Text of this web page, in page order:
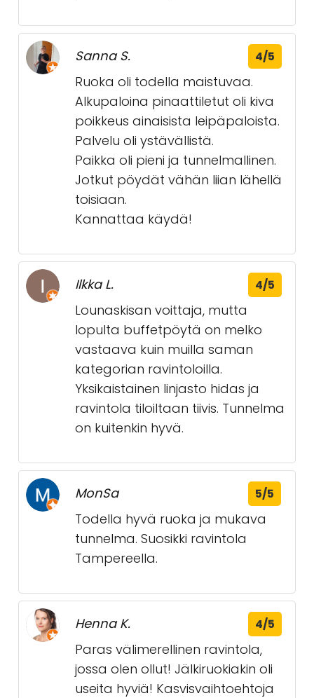
Sanna S. 4/5
Ruoka oli todella maistuvaa.
Alkupaloina pinaattiletut oli kiva
poikkeus ainaisista leipäpaloista.
Palvelu oli ystävällistä.
Paikka oli pieni ja tunnelmallinen.
Jotkut pöydät vähän liian lähellä
toisiaan.
Kannattaa käydä!
Ilkka L. 4/5
Lounaskisan voittaja, mutta
lopulta buffetpöytä on melko
vastaava kuin muilla saman
kategorian ravintoloilla.
Yksikaistainen linjasto hidas ja
ravintola tiloiltaan tiivis. Tunnelma
on kuitenkin hyvä.
MonSa 5/5
Todella hyvä ruoka ja mukava
tunnelma. Suosikki ravintola
Tampereella.
Henna K. 4/5
Paras välimerellinen ravintola,
jossa olen ollut! Jälkiruokiakin oli
useita hyviä! Kasvisvaihtoehtoja